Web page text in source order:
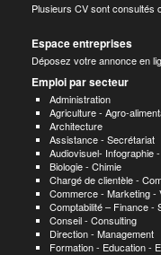
Plusieurs CV sont consultés
Espace entreprises
Déposez votre annonce en
Emploi par secteur
Administration
Agriculture - Agro-
Architecture
Assistance - Secrétariat
Audiovisuel- Infographie
Biologie - Chimie
Chargé de clientèle -
Commerce - Marketing -
Comptabilité – Finance -
Conseil - Consulting
Direction - Management
Formation - Education -